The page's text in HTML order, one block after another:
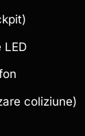
LED
coliziune)